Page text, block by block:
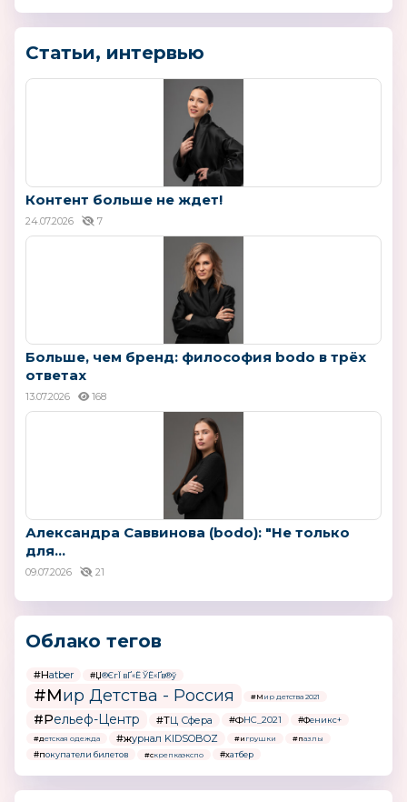
Статьи, интервью
Контент больше не ждет!
24.07.2026 7
Больше, чем бренд: философия bodo в трёх
ответах
13.07.2026 168
Александра Саввинова (bodo): "Не только
для...
09.07.2026 21
Облако тегов
#Hatber #Џ®ЄгЇ вҐ«Ё ЎЁ«Ґв®ў
#Мир Детства - Россия #Мир детства 2021
#Рельеф-Центр #ТЦ Сфера #ФНС_2021 #Феникс+
#детская одежда #журнал KIDSOBOZ #игрушки #пазлы
#покупатели билетов #скрепкаэкспо #хатбер